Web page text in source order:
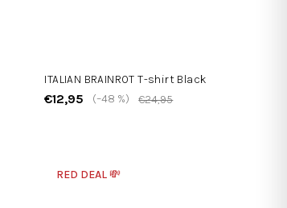
ITALIAN BRAINROT T-shirt Black
€12,95 €24,95
(–48 %)
RED DEAL 💸